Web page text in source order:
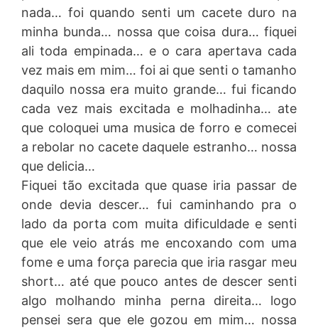
nada… foi quando senti um cacete duro na
minha bunda… nossa que coisa dura… fiquei
ali toda empinada… e o cara apertava cada
vez mais em mim… foi ai que senti o tamanho
daquilo nossa era muito grande… fui ficando
cada vez mais excitada e molhadinha… ate
que coloquei uma musica de forro e comecei
a rebolar no cacete daquele estranho… nossa
que delicia…
Fiquei tão excitada que quase iria passar de
onde devia descer… fui caminhando pra o
lado da porta com muita dificuldade e senti
que ele veio atrás me encoxando com uma
fome e uma força parecia que iria rasgar meu
short… até que pouco antes de descer senti
algo molhando minha perna direita… logo
pensei sera que ele gozou em mim… nossa